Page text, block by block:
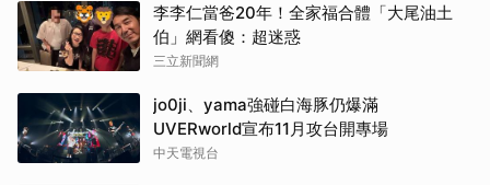
李李仁當爸20年！全家福合體「大尾油土
伯」網看傻：超迷惑
三立新聞網
jo0ji、yama強碰白海豚仍爆滿
UVERworld宣布11月攻台開專場
中天電視台